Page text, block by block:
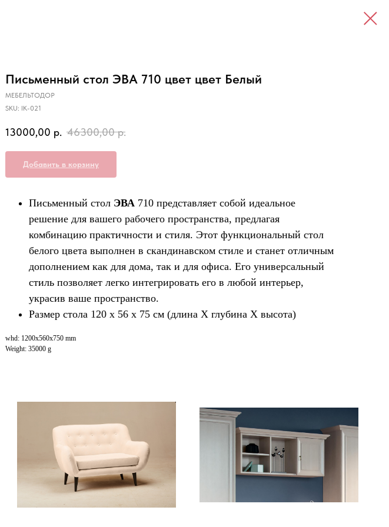
Письменный стол ЭВА 710 цвет цвет Белый
МЕБЕЛЬТОДОР
SKU: IK-021
13000,00 р. 46300,00 р.
Добавить в корзину
Письменный стол ЭВА 710 представляет собой идеальное
решение для вашего рабочего пространства, предлагая
комбинацию практичности и стиля. Этот функциональный стол
белого цвета выполнен в скандинавском стиле и станет отличным
дополнением как для дома, так и для офиса. Его универсальный
стиль позволяет легко интегрировать его в любой интерьер,
украсив ваше пространство.
Размер стола 120 х 56 х 75 см (длина Х глубина Х высота)
whd: 1200x560x750 mm
Weight: 35000 g